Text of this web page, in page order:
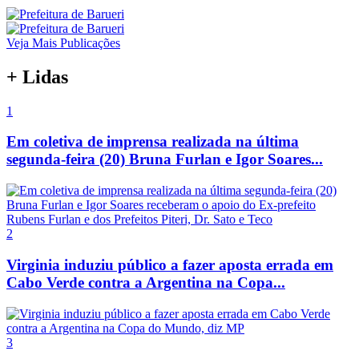
Veja Mais Publicações
+ Lidas
1
Em coletiva de imprensa realizada na última
segunda-feira (20) Bruna Furlan e Igor Soares...
2
Virginia induziu público a fazer aposta errada em
Cabo Verde contra a Argentina na Copa...
3